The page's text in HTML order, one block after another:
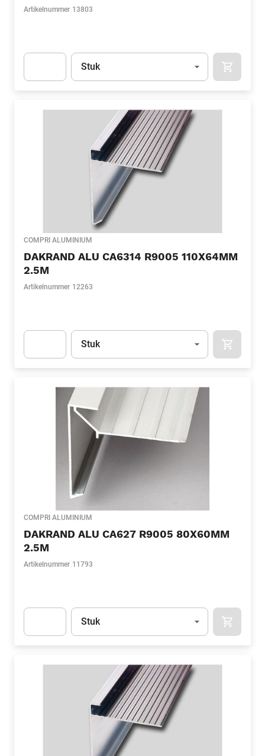
Artikelnummer 13803
Eenheid
Stuk
COMPRI ALUMINIUM
DAKRAND ALU CA6314 R9005 110X64MM
2.5M
Artikelnummer 12263
Eenheid
Stuk
COMPRI ALUMINIUM
DAKRAND ALU CA627 R9005 80X60MM
2.5M
Artikelnummer 11793
Eenheid
Stuk